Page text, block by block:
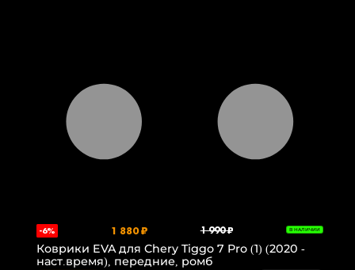
-6% 1 880 ₽ 1 990 ₽ В НАЛИЧИИ
Коврики EVA для Chery Tiggo 7 Pro (1) (2020 -
наст.время), передние, ромб